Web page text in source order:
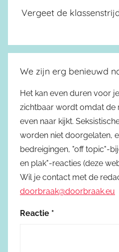
Vergeet de
We zijn erg benieuwd
Het kan even duren voor
zichtbaar wordt omdat de
even naar kijkt.
worden niet doorgelaten,
bedreigingen, "off topic"-
en plak"-reacties (deze
Wil je contact met de
doorbraak@doorbraak.eu
Reactie *